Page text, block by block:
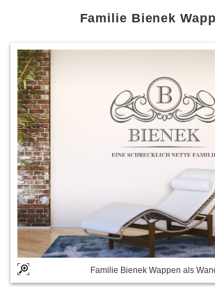
Familie Bienek
Familie Bienek Wappen als